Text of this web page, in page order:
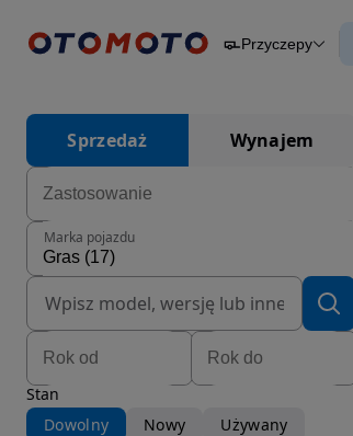
Osobowe
Przyczepy
Przyczepy
Sprzedaż Wynajem
Marka pojazdu
Stan
Dowolny
Nowy Używany